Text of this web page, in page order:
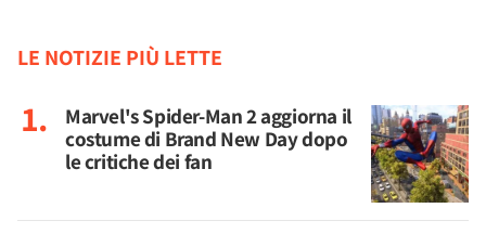
LE NOTIZIE PIÙ LETTE
Marvel's Spider-Man 2 aggiorna il
costume di Brand New Day dopo
le critiche dei fan